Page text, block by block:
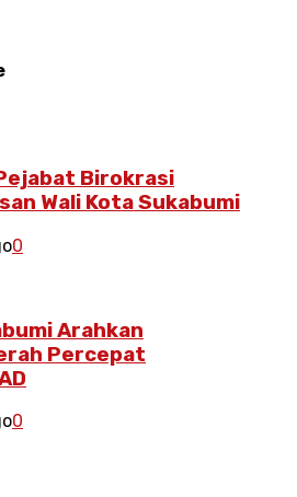
Birokrasi
Wali Kota Sukabumi
0
Arahkan
Percepat
0